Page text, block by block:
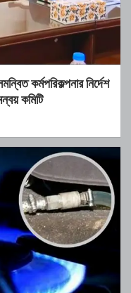
কর্মপরিকল্পনার নির্দেশ
কমিটি